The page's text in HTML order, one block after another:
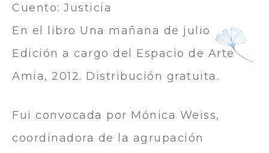
Cuento: Justicia
En el libro Una mañana de julio
Edición a cargo del Espacio de Arte
Amia, 2012. Distribución gratuita.
Fui convocada por Mónica Weiss,
coordinadora de la agrupación